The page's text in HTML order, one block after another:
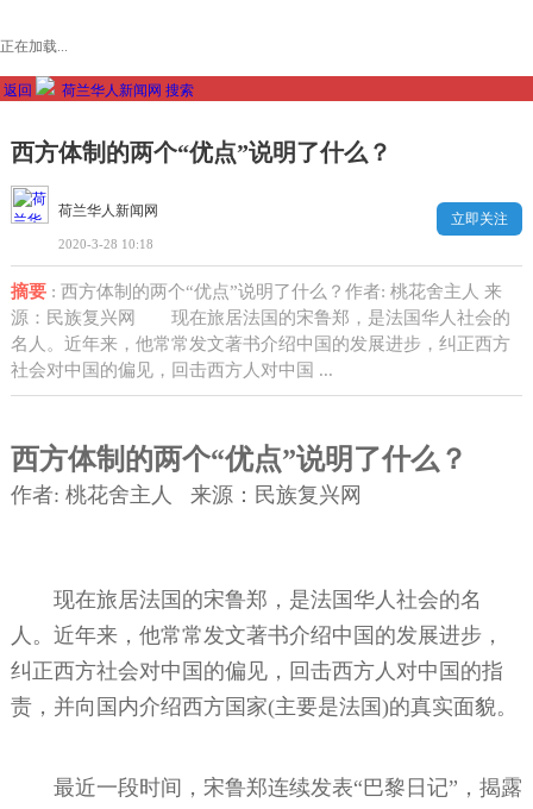
正在加载...
返回 荷兰华人新闻网 搜索
西方体制的两个“优点”说明了什么？
荷兰华人新闻网
2020-3-28 10:18
立即关注
摘要: 西方体制的两个“优点”说明了什么？作者: 桃花舍主人 来
源：民族复兴网 现在旅居法国的宋鲁郑，是法国华人社会的
名人。近年来，他常常发文著书介绍中国的发展进步，纠正西方
社会对中国的偏见，回击西方人对中国 ...
西方体制的两个“优点”说明了什么？
作者: 桃花舍主人 来源：民族复兴网
现在旅居法国的宋鲁郑，是法国华人社会的名
人。近年来，他常常发文著书介绍中国的发展进步，
纠正西方社会对中国的偏见，回击西方人对中国的指
责，并向国内介绍西方国家(主要是法国)的真实面貌。
最近一段时间，宋鲁郑连续发表“巴黎日记”，揭露